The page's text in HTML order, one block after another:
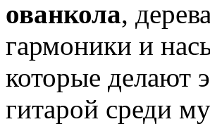
ованкола,
гармоники и
которые делают
гитарой среди